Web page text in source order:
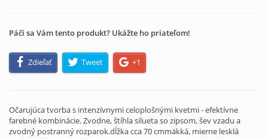
Páči sa Vám tento produkt? Ukážte ho priateľom!
Zdieľať Tweet +1
Očarujúca tvorba s intenzívnymi celoplošnými kvetmi - efektívne
farebné kombinácie. Zvodne, štíhla silueta so zipsom, šev vzadu a
zvodný postranný rozparok.dĺžka cca 70 cmmäkká, mierne lesklá